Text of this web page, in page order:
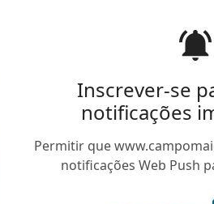
Inscrever-se
notificações
Permitir que
notificações Web Push